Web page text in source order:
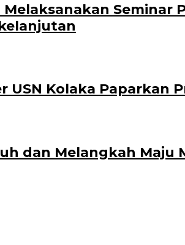
Melaksanakan Seminar
USN Kolaka Paparkan
dan Melangkah Maju